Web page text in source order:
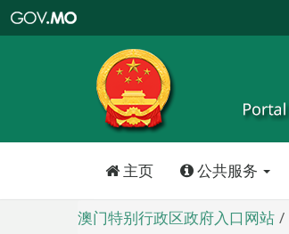
特
政
区
政
口
主页 公共服务
澳门特别行政区政府入口网站